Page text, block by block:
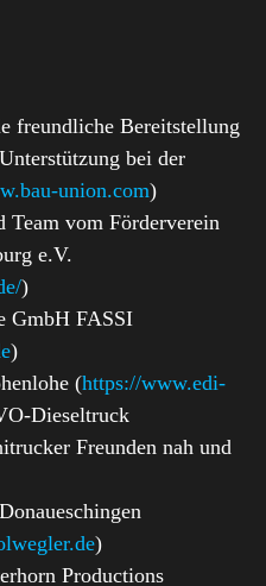
freundliche Bereitstellung
bei der
union.com)
Team vom Förderverein
e.V.
)
GmbH FASSI
)
(https://www.edi-
Dieseltruck
Freunden nah und
)
Productions